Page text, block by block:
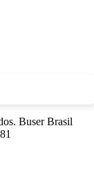
Buser Brasil